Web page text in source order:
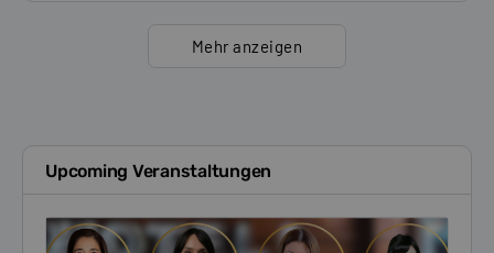
Mehr anzeigen
Upcoming Veranstaltungen